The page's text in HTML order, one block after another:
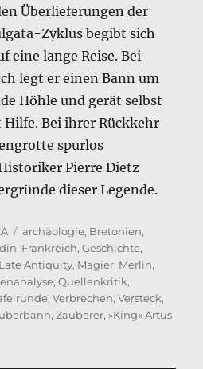
Überlieferungen der
Zyklus begibt sich
eine lange Reise. Bei
legt er einen Bann um
Höhle und gerät selbst
Bei ihrer Rückkehr
spurlos
Pierre Dietz
dieser Legende.
Schlagwörter
archäologie, Bretonien,
, Frankreich,Geschichte,
Late Antiquity, Magier, Merlin,
,Quellenkritik,
,Verbrechen,Versteck,
,Zauberer, »King« Artus